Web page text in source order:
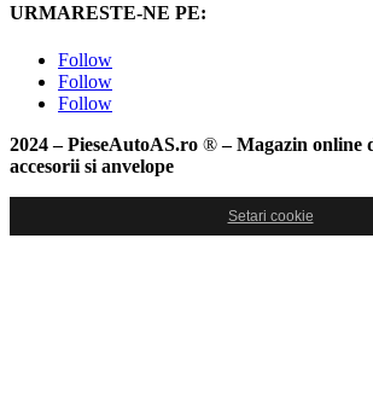
URMARESTE-NE PE:
Follow
Follow
Follow
2024 – PieseAutoAS.ro ®– Magazin online
accesorii si anvelope
Setari cookie